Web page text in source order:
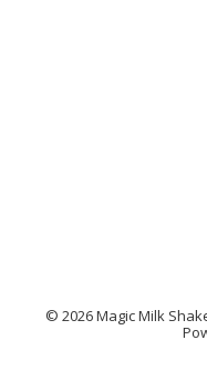
© 2026 Magic Milk